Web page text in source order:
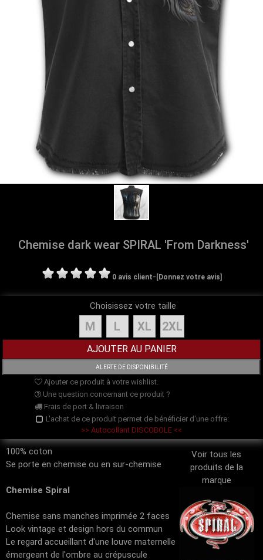
Chemise dark wear SPIRAL 'From Darkness'
0 avis client- [Donnez votre avis]
Choisissez votre taille
M L XL 2XL
Ajouter ce produit à votre wishlist.
Une question concernant ce produit ?
Frais de port & livraison
L'achat de ce produit permet de bénéficier d'une offre:
>> Autocollant DISCOBOLE <<
Voir tous les
produits de la
marque
100% coton
Se porte en chemise ou en sur-chemise
Chemise Spiral
Chemise sans manches imprimée 2 faces
Look vintage et design hors du commun
Le regard accueillant d'une louve maternelle
émergeant de l'ombre au crépuscule